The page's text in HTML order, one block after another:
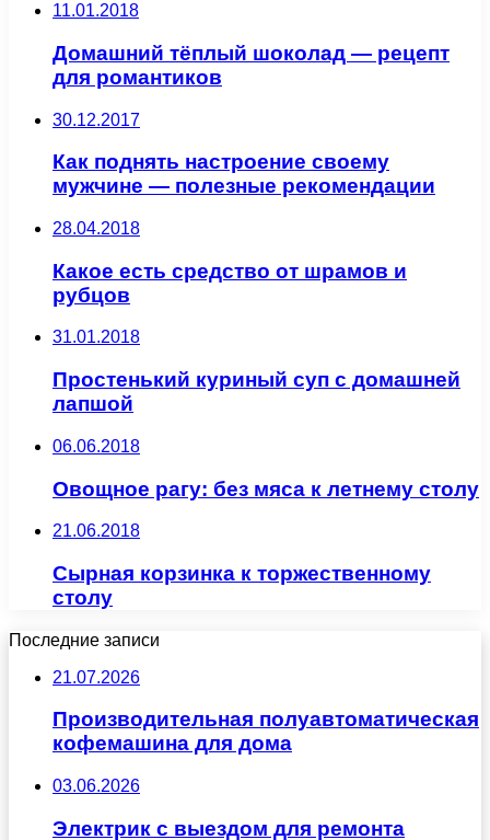
11.01.2018
Домашний тёплый шоколад — рецепт
для романтиков
30.12.2017
Как поднять настроение своему
мужчине — полезные рекомендации
28.04.2018
Какое есть средство от шрамов и
рубцов
31.01.2018
Простенький куриный суп с домашней
лапшой
06.06.2018
Овощное рагу: без мяса к летнему столу
21.06.2018
Сырная корзинка к торжественному
столу
Последние записи
21.07.2026
Производительная полуавтоматическая
кофемашина для дома
03.06.2026
Электрик с выездом для ремонта